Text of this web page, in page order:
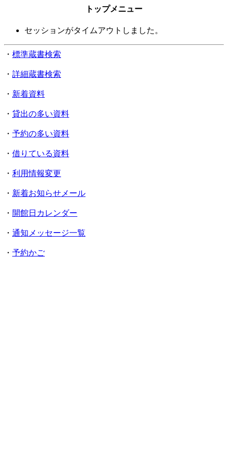
トップメニュー
セッションがタイムアウトしました。
・ 標準蔵書検索
・ 詳細蔵書検索
・ 新着資料
・ 貸出の多い資料
・ 予約の多い資料
・ 借りている資料
・ 利用情報変更
・ 新着お知らせメール
・ 開館日カレンダー
・ 通知メッセージ一覧
・ 予約かご